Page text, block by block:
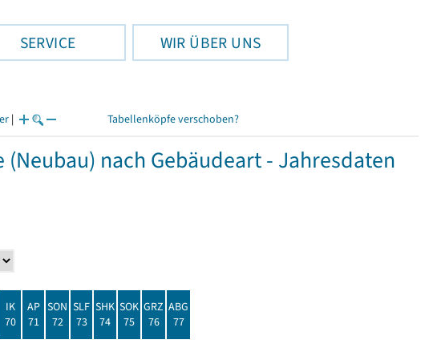
SERVICE WIR ÜBER UNS
| Tabellenköpfe verschoben?
nach Gebäudeart - Jahresdaten
IK
70
AP
71
SON
72
SLF
73
SHK
74
SOK
75
GRZ
76
ABG
77